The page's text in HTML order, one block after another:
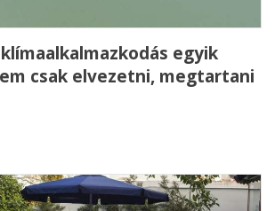
egyik
csak elvezetni, megtartani